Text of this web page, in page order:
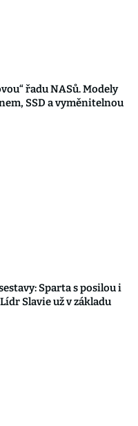
řadu NASů. Modely
SSD a vyměnitelnou
Sparta s posilou i
Slavie už v základu